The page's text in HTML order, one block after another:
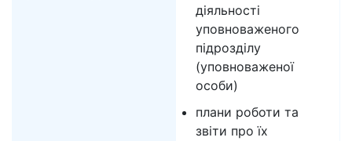
діяльності
уповноваженого
підрозділу
(уповноваженої
особи)
плани роботи та
звіти про їх